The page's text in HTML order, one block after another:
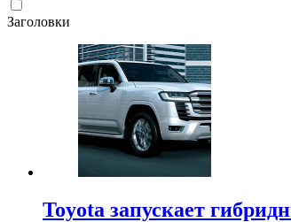
Заголовки
Toyota запускает